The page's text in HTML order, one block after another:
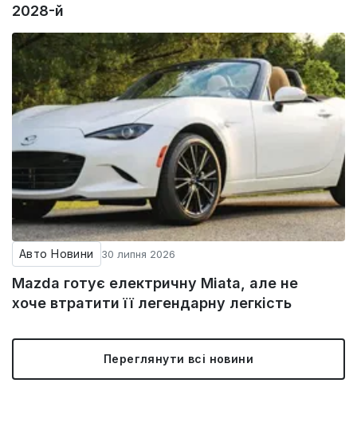
2028-й
Авто Новини 30 липня 2026
Mazda готує електричну Miata, але не
хоче втратити її легендарну легкість
Переглянути всі новини